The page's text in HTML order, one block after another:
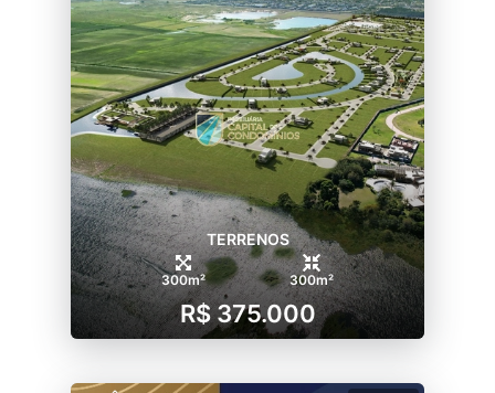
TERRENOS
300m² 300m²
R$ 375.000